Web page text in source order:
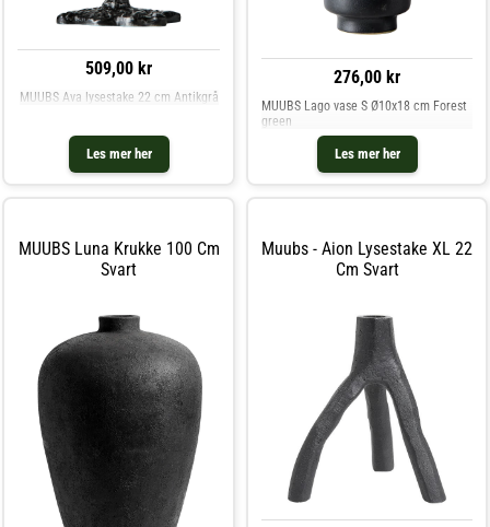
509,00 kr
Les mer her
MUUBS Ava lysestake 22 cm Antikgrå
276,00 kr
Les mer her
MUUBS Lago vase S Ø10x18 cm Forest
green
MUUBS Luna Krukke 100 Cm
Svart
Muubs - Aion Lysestake XL 22
Cm Svart